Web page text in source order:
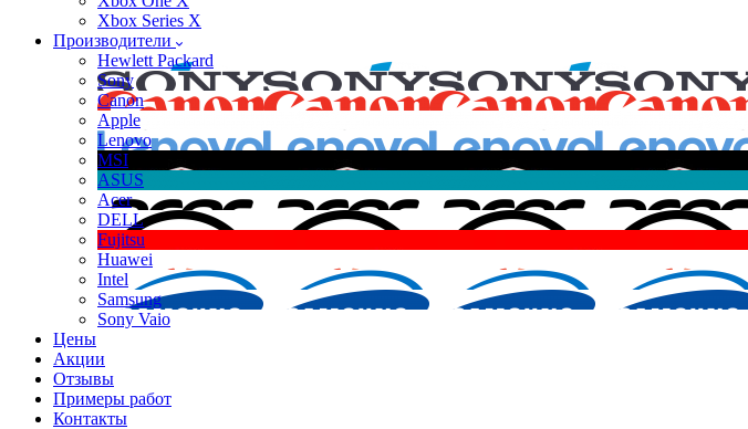
Xbox Series X
Производители
Hewlett Packard
Sony
Canon
Apple
Lenovo
MSI
ASUS
Acer
DELL
Fujitsu
Huawei
Intel
Samsung
Sony Vaio
Цены
Акции
Отзывы
Примеры работ
Контакты